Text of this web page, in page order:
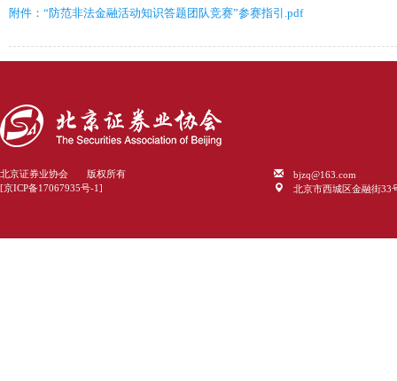
附件：“防范非法金融活动知识答题团队竞赛”参赛指引.pdf
北京证券业协会 版权所有
[京ICP备17067935号-1]
bjzq@163.com
北京市西城区金融街33